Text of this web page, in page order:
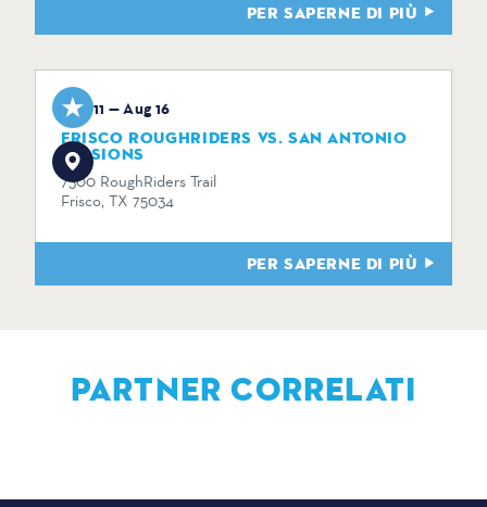
PER SAPERNE DI PIÙ
Aug 11 — Aug 16
FRISCO ROUGHRIDERS VS. SAN ANTONIO
MISSIONS
7300 RoughRiders Trail
Frisco, TX 75034
PER SAPERNE DI PIÙ
PARTNER CORRELATI